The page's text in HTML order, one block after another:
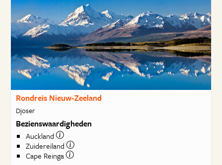
Rondreis Nieuw-Zeeland
Djoser
Bezienswaardigheden
Auckland
Zuidereiland
Cape Reinga